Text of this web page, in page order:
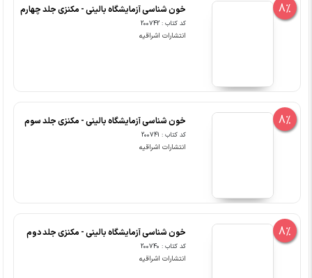
8% خون شناسی آزمایشگاه بالینی - مکنزی جلد چهارم
کد کتاب : 200742
انتشارات اشراقیه
8% خون شناسی آزمایشگاه بالینی - مکنزی جلد سوم
کد کتاب : 200741
انتشارات اشراقیه
8% خون شناسی آزمایشگاه بالینی - مکنزی جلد دوم
کد کتاب : 200740
انتشارات اشراقیه